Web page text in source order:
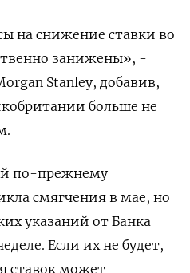
на снижение ставки во
занижены», -
Stanley, добавив,
больше не
по-прежнему
смягчения в мае, но
указаний от Банка
Если их не будет,
ставок может